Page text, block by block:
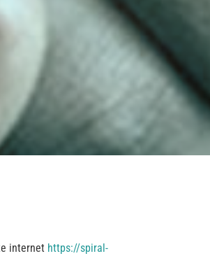
internet https://spiral-